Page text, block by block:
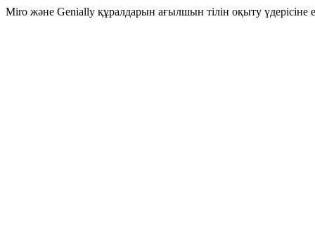
Miro және Genially құралдарын ағылшын тілін оқыту үдерісіне